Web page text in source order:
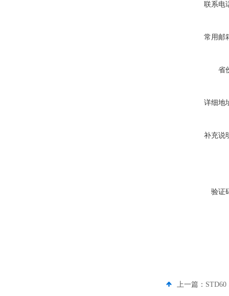
联系电
常用邮
省
详细地
补充说
验证
上一篇：